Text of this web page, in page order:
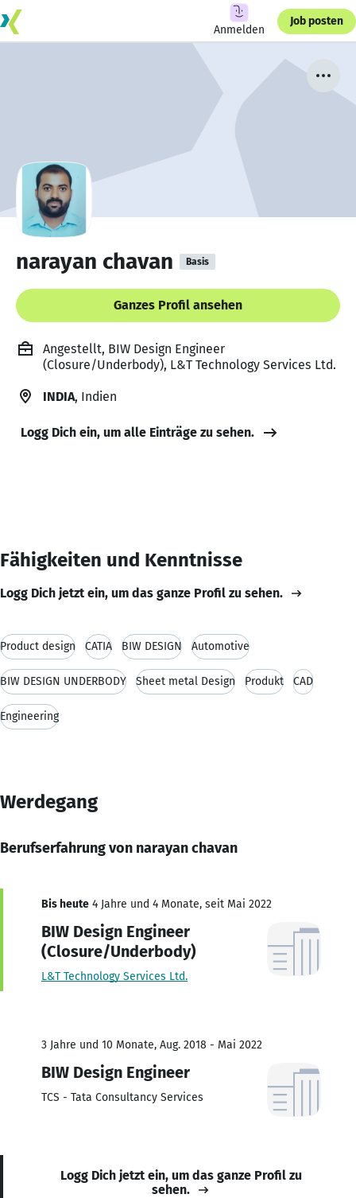
Anmelden
Job posten
narayan chavan Basis
Ganzes Profil ansehen
Angestellt, BIW Design Engineer
(Closure/Underbody), L&T Technology Services Ltd.
INDIA, Indien
Logg Dich ein, um alle Einträge zu sehen.
Fähigkeiten und Kenntnisse
Logg Dich jetzt ein, um das ganze Profil zu sehen.
Product design CATIA BIW DESIGN Automotive
BIW DESIGN UNDERBODY Sheet metal Design Produkt CAD
Engineering
Werdegang
Berufserfahrung von narayan chavan
Bis heute 4 Jahre und 4 Monate, seit Mai 2022
BIW Design Engineer
(Closure/Underbody)
L&T Technology Services Ltd.
3 Jahre und 10 Monate, Aug. 2018 - Mai 2022
BIW Design Engineer
TCS - Tata Consultancy Services
Logg Dich jetzt ein, um das ganze Profil zu
sehen.